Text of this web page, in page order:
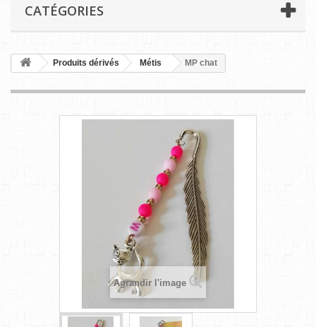
CATÉGORIES
Produits dérivés Métis MP chat
Agrandir l'image